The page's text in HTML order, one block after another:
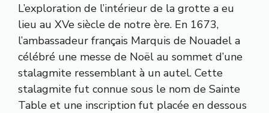
L’exploration de l’intérieur de la grotte a eu
lieu au XVe siècle de notre ère. En 1673,
l’ambassadeur français Marquis de Nouadel a
célébré une messe de Noël au sommet d’une
stalagmite ressemblant à un autel. Cette
stalagmite fut connue sous le nom de Sainte
Table et une inscription fut placée en dessous